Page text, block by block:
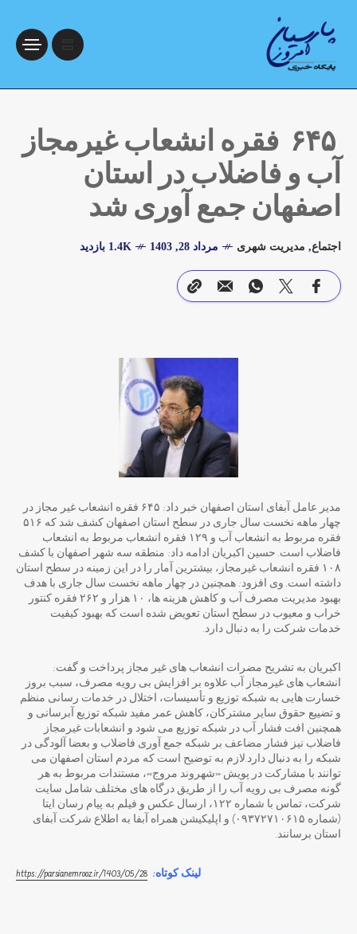
۶۴۵ فقره انشعاب غیرمجاز
آب و فاضلاب در استان
اصفهان جمع آوری شد
اجتماع, مدیریت شهری مرداد 28, 1403 1.4K بازدید
مدیر عامل آبفای استان اصفهان خبر داد: ۶۴۵ فقره انشعاب غیر مجاز در
چهار ماهه نخست سال جاری در سطح استان اصفهان کشف شد که ۵۱۶
فقره مربوط به انشعاب آب و ۱۲۹ فقره انشعاب مربوط به انشعاب
فاضلاب است. حسین اکبریان ادامه داد: منطقه سه شهر اصفهان با کشف
۱۰۸ فقره انشعاب غیرمجاز، بیشترین آمار را در این زمینه در سطح استان
داشته است. وی افزود: همچنین در چهار ماهه نخست سال جاری با هدف
بهبود مدیریت مصرف آب و کاهش هزینه ها، ۱۰ هزار و ۲۶۲ فقره کنتور
خراب و معیوب در سطح استان تعویض شده است که بهبود کیفیت
خدمات شرکت را به دنبال دارد.
اکبریان به تشریح مضرات انشعاب های غیر مجاز پرداخت و گفت:
انشعاب های غیرمجاز آب علاوه بر افزایش بی رویه مصرف، سبب بروز
خسارت هایی به شبکه توزیع و تأسیسات، اختلال در خدمات رسانی منظم
و تضییع حقوق سایر مشترکان، کاهش عمر مفید شبکه توزیع آبرسانی و
همچنین افت فشار آب در شبکه توزیع می شود و انشعابات غیرمجاز
فاضلاب نیز فشار مضاعف بر شبکه جمع آوری فاضلاب و بعضا آلودگی در
شبکه را به دنبال دارد.لازم به توضیح است که مردم استان اصفهان می
توانند با مشارکت در پویش «شهروند مروج»، مستندات مربوط به هر
گونه مصرف بی رویه آب را از طریق درگاه های مختلف شامل سایت
شرکت، تماس با شماره ۱۲۲، ارسال عکس و فیلم به پیام رسان ایتا
(شماره ۰۹۳۷۲۷۱۰۶۱۵) و اپلیکیشن همراه آبفا به اطلاع شرکت آبفای
استان برسانند.
لینک کوتاه: https://parsianemrooz.ir/1403/05/28